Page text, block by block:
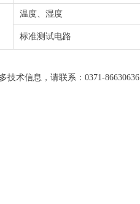
温度、湿度
标准测试电路
术信息，请联系：0371-86630636